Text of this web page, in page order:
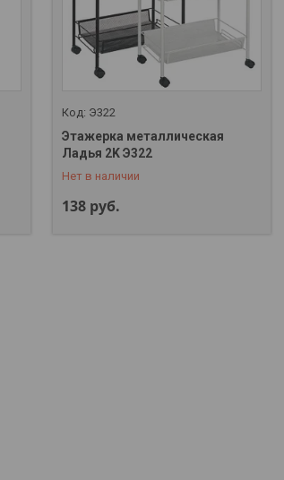
Э322
Этажерка металлическая
Ладья 2K Э322
Нет в наличии
138 руб.
+375 (29) 357-01-00